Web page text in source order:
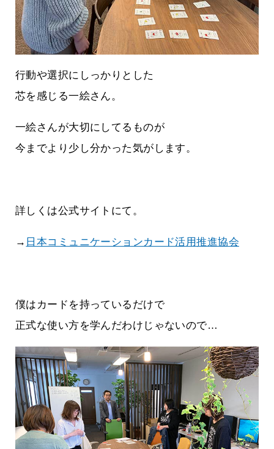
行動や選択にしっかりとした
芯を感じる一絵さん。
一絵さんが大切にしてるものが
今までより少し分かった気がします。
詳しくは公式サイトにて。
→ 日本コミュニケーションカード活用推進協会
僕はカードを持っているだけで
正式な使い方を学んだわけじゃないので…